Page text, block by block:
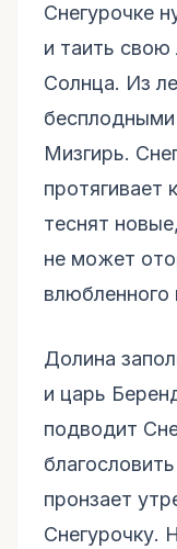
Снегурочке
и таить
Солнца. Из
Мизгирь.
протягивает
теснят
не может
влюбленного
Долина
и царь
подводит
пронзает
Снегурочку.